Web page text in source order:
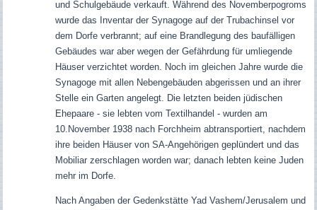
und Schulgebäude verkauft. Während des Novemberpogroms
wurde das Inventar der Synagoge auf der Trubachinsel vor
dem Dorfe verbrannt; auf eine Brandlegung des baufälligen
Gebäudes war aber wegen der Gefährdung für umliegende
Häuser verzichtet worden. Noch im gleichen Jahre wurde die
Synagoge mit allen Nebengebäuden abgerissen und an ihrer
Stelle ein Garten angelegt. Die letzten beiden jüdischen
Ehepaare - sie lebten vom Textilhandel - wurden am
10.November 1938 nach Forchheim abtransportiert, nachdem
ihre beiden Häuser von SA-Angehörigen geplündert und das
Mobiliar zerschlagen worden war; danach lebten keine Juden
mehr im Dorfe.
Nach Angaben der Gedenkstätte Yad Vashem/Jerusalem und